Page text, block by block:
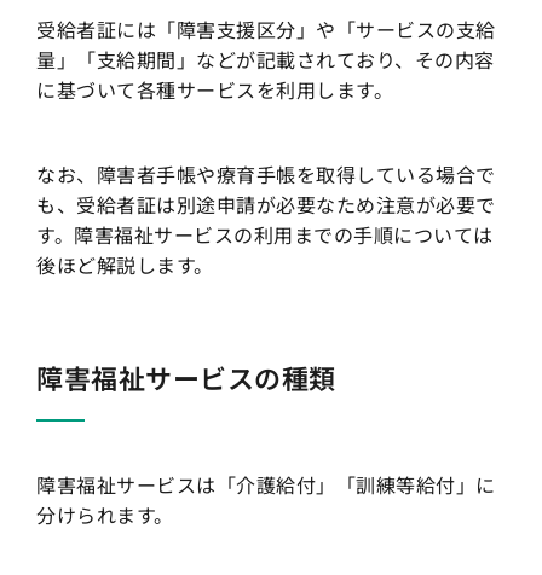
受給者証には「障害支援区分」や「サービスの支給
量」「支給期間」などが記載されており、その内容
に基づいて各種サービスを利用します。
なお、障害者手帳や療育手帳を取得している場合で
も、受給者証は別途申請が必要なため注意が必要で
す。障害福祉サービスの利用までの手順については
後ほど解説します。
障害福祉サービスの種類
障害福祉サービスは「介護給付」「訓練等給付」に
分けられます。